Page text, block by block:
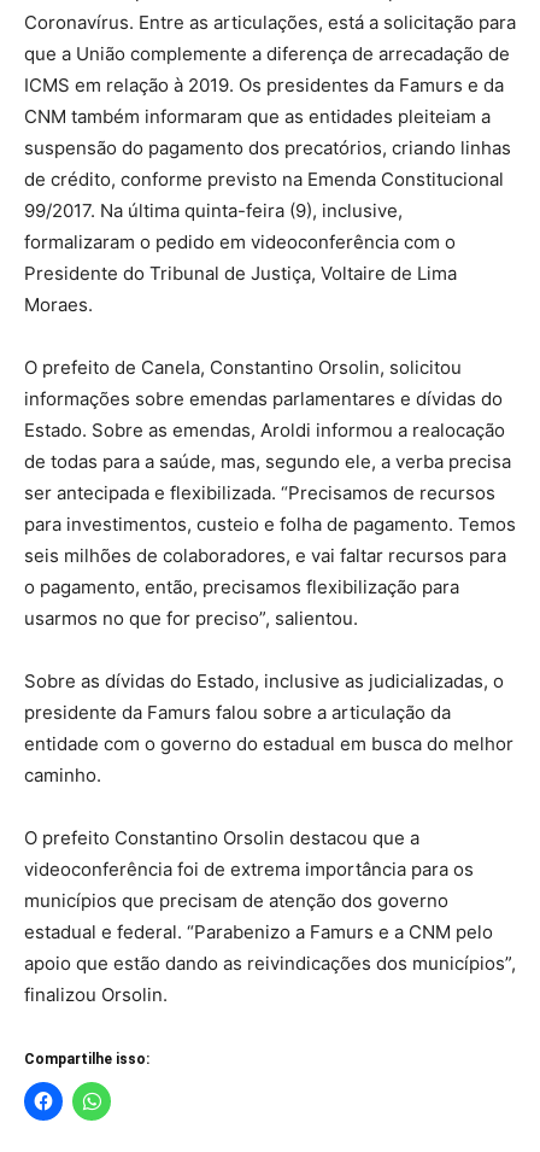
Coronavírus. Entre as articulações, está a solicitação para
que a União complemente a diferença de arrecadação de
ICMS em relação à 2019. Os presidentes da Famurs e da
CNM também informaram que as entidades pleiteiam a
suspensão do pagamento dos precatórios, criando linhas
de crédito, conforme previsto na Emenda Constitucional
99/2017. Na última quinta-feira (9), inclusive,
formalizaram o pedido em videoconferência com o
Presidente do Tribunal de Justiça, Voltaire de Lima
Moraes.
O prefeito de Canela, Constantino Orsolin, solicitou
informações sobre emendas parlamentares e dívidas do
Estado. Sobre as emendas, Aroldi informou a realocação
de todas para a saúde, mas, segundo ele, a verba precisa
ser antecipada e flexibilizada. “Precisamos de recursos
para investimentos, custeio e folha de pagamento. Temos
seis milhões de colaboradores, e vai faltar recursos para
o pagamento, então, precisamos flexibilização para
usarmos no que for preciso”, salientou.
Sobre as dívidas do Estado, inclusive as judicializadas, o
presidente da Famurs falou sobre a articulação da
entidade com o governo do estadual em busca do melhor
caminho.
O prefeito Constantino Orsolin destacou que a
videoconferência foi de extrema importância para os
municípios que precisam de atenção dos governo
estadual e federal. “Parabenizo a Famurs e a CNM pelo
apoio que estão dando as reivindicações dos municípios”,
finalizou Orsolin.
Compartilhe isso: